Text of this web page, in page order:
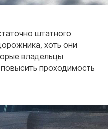
штатного
хоть они
владельцы
проходимость